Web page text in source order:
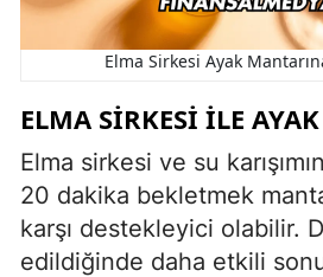
Elma Sirkesi Ayak
ELMA SIRKESI İLE
Elma sirkesi ve su
20 dakika bekletmek
karşı destekleyici olabilir.
edildiğinde daha etkili